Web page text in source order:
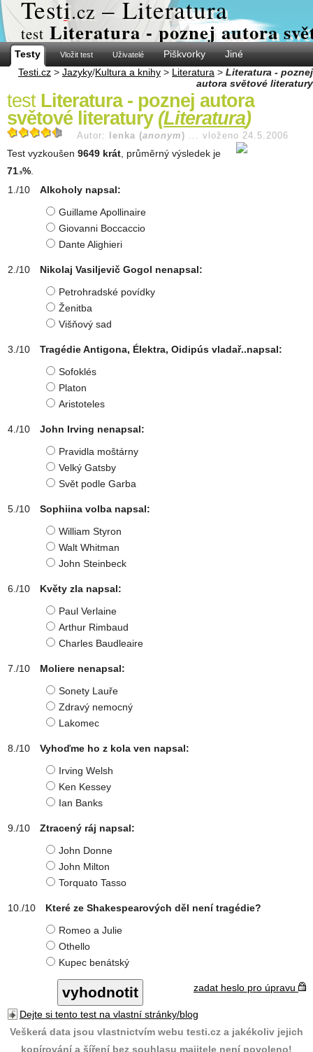
Testi.cz – Literatura
test Literatura - poznej autora
Testy Vložit test Uživatelé Piškvorky
Jiné
Testi.cz > Jazyky/Kultura a knihy > Literatura > Literatura - poznej
autora světové literatury
test Literatura - poznej autora
světové literatury (Literatura)
Autor: lenka (anonym ) ... vloženo 24.5.2006
Test vyzkoušen 9649 krát , průměrný výsledek je
71 .9%
Alkoholy napsal:
Guillame Apollinaire
Giovanni Boccaccio
Dante Alighieri
Nikolaj Vasiljevič Gogol nenapsal:
Petrohradské povídky
Ženitba
Višňový sad
Tragédie Antigona, Élektra, Oidipús vladař..napsal:
Sofoklés
Platon
Aristoteles
John Irving nenapsal:
Pravidla moštárny
Velký Gatsby
Svět podle Garba
Sophiina volba napsal:
William Styron
Walt Whitman
John Steinbeck
Květy zla napsal:
Paul Verlaine
Arthur Rimbaud
Charles Baudleaire
Moliere nenapsal:
Sonety Lauře
Zdravý nemocný
Lakomec
Vyhoďme ho z kola ven napsal:
Irving Welsh
Ken Kessey
Ian Banks
Ztracený ráj napsal:
John Donne
John Milton
Torquato Tasso
Které ze Shakespearových děl není tragédie?
Romeo a Julie
Othello
Kupec benátský
zadat heslo pro úpravu
Dejte si tento test na vlastní stránky/blog
Veškerá data jsou vlastnictvím webu testi.cz a jakékoliv jejich
kopírování a šíření bez souhlasu majitele není povoleno!